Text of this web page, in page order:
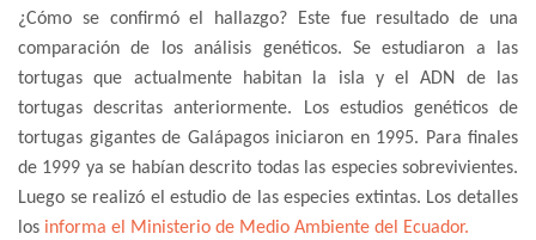
¿Cómo se confirmó el hallazgo? Este fue resultado de una
comparación de los análisis genéticos. Se estudiaron a las
tortugas que actualmente habitan la isla y el ADN de las
tortugas descritas anteriormente. Los estudios genéticos de
tortugas gigantes de Galápagos iniciaron en 1995. Para finales
de 1999 ya se habían descrito todas las especies sobrevivientes.
Luego se realizó el estudio de las especies extintas. Los detalles
los informa el Ministerio de Medio Ambiente del Ecuador.